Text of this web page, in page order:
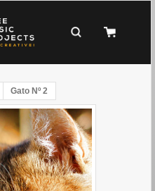
Gato Nº 2